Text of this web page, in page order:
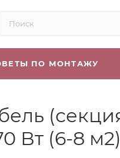
ПО МОНТАЖУ
Вт (6-8